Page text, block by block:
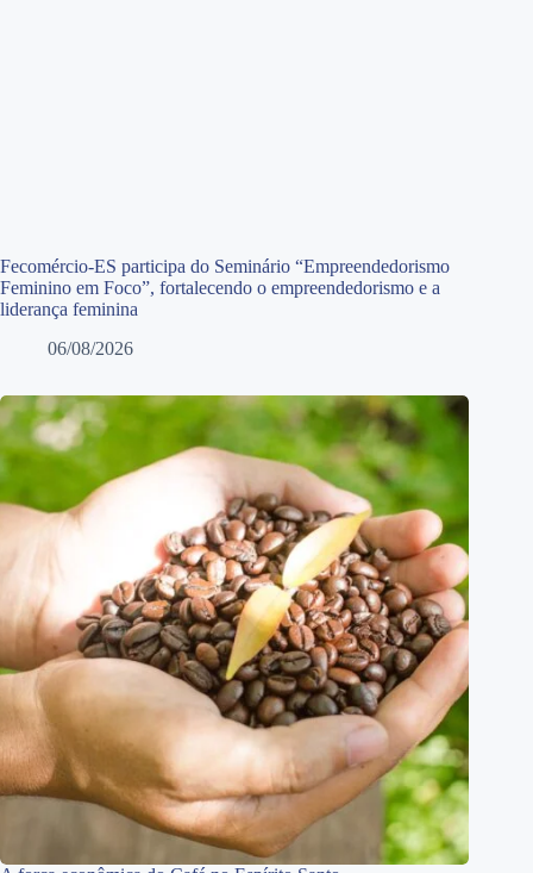
Fecomércio-ES participa do Seminário “Empreendedorismo
Feminino em Foco”, fortalecendo o empreendedorismo e a
liderança feminina
06/08/2026